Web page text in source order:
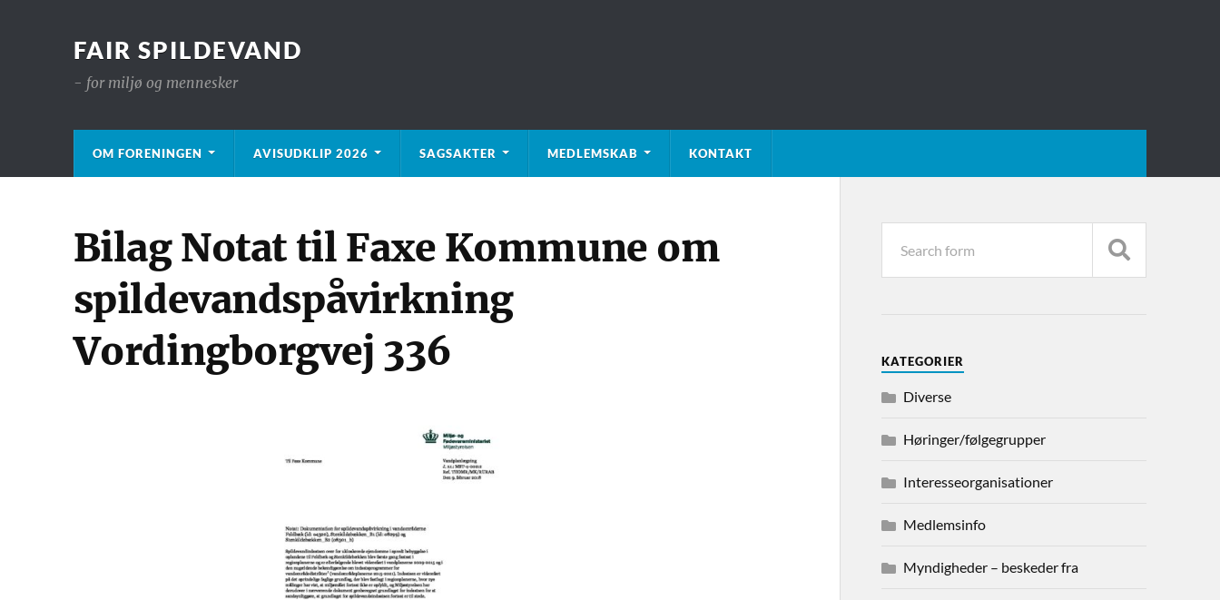
FAIR SPILDEVAND
- for miljø og mennesker
OM FORENINGEN AVISUDKLIP 2026 SAGSAKTER MEDLEMSKAB KONTAKT
Bilag Notat til Faxe Kommune om
spildevandspåvirkning
Vordingborgvej 336
KATEGORIER
Diverse
Høringer/følgegrupper
Interesseorganisationer
Medlemsinfo
Myndigheder – beskeder fra